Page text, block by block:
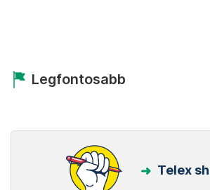
Legfontosabb
Telex